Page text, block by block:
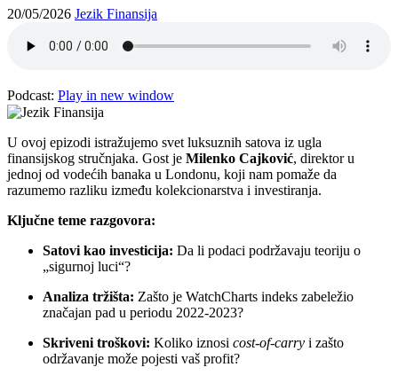
20/05/2026 Jezik Finansija
Podcast: Play in new window
U ovoj epizodi istražujemo svet luksuznih satova iz ugla
finansijskog stručnjaka. Gost je Milenko Cajković, direktor u
jednoj od vodećih banaka u Londonu, koji nam pomaže da
razumemo razliku između kolekcionarstva i investiranja.
Ključne teme razgovora:
Satovi kao investicija: Da li podaci podržavaju teoriju o
„sigurnoj luci“?
Analiza tržišta: Zašto je WatchCharts indeks zabeležio
značajan pad u periodu 2022-2023?
Skriveni troškovi: Koliko iznosi cost-of-carry i zašto
održavanje može pojesti vaš profit?